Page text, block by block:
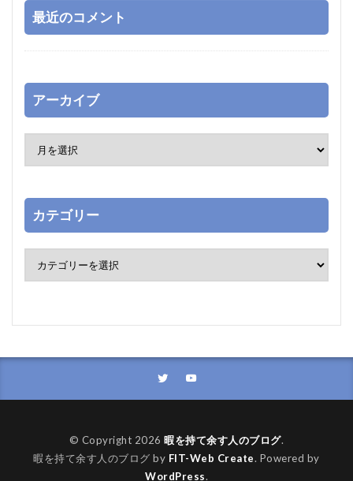
最近のコメント
アーカイブ
カテゴリー
© Copyright 2026暇を持て余す人のブログ.
暇を持て余す人のブログ by FIT-Web Create. Powered by
WordPress.